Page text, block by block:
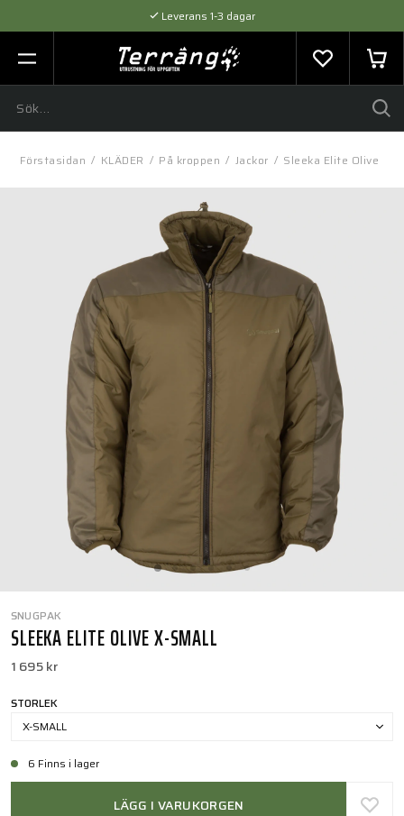
Leverans 1-3 dagar
Flexibel betalning med SVEA
Expertråd & Kvalitetsprodukter
Förstasidan / KLÄDER / På kroppen / Jackor / Sleeka Elite Olive
SNUGPAK
SLEEKA ELITE OLIVE X-SMALL
1 695 kr
STORLEK
X-SMALL
6 Finns i lager
LÄGG I VARUKORGEN